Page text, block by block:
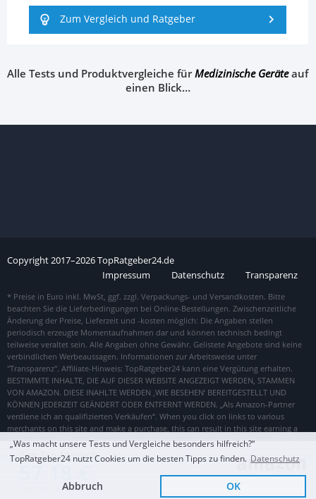
Zum Top Angebot
57,18 €
KOSTENLOSE LIEFERUNG
Zum Vergleich und Ratgeber
Alle Tests und Produktvergleiche fürMedizinische Geräteauf
einen Blick…
Copyright2017–2026TopRatgeber24.de
Impressum
Datenschutz Transparenz
„Was macht unsere Tests und Vergleiche besonders hilfreich?“
TopRatgeber24 nutzt Cookies um die besten Tipps zu finden. Datenschutz
Abbruch OK